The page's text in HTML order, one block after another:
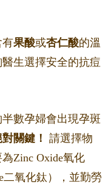
有果酸或杏仁酸的溫
生選擇安全的抗痘
半數孕婦會出現孕斑
關鍵！ 請選擇物
Zinc Oxide氧化
二氧化鈦），並勤勞